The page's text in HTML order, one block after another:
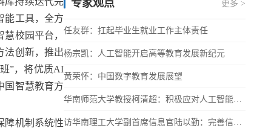
能工具，全方
校园平台，
法创新，推出
”，将优质AI
国智慧教育方
机制系统性
专家观点 更多 >
任友群：扛起毕业生就业工作主体责任
杨宗凯：人工智能开启高等教育发展新纪元
黄荣怀：中国数字教育发展展望
华南师范大学教授柯清超：积极应对人工智能对教育的挑战
访华南理工大学副首席信息官陆以勤：完善信息化新基建建设 ...